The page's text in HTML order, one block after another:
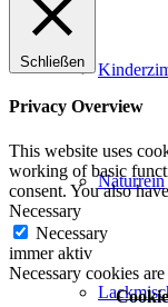
Naturrein
Schließen
Privacy Overview
This website uses
working of basic
consent. You also
Necessary
Necessary
immer aktiv
Necessary cookies
Cookie